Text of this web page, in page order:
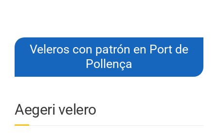
Veleros con patrón en Port de
Pollença
Aegeri velero